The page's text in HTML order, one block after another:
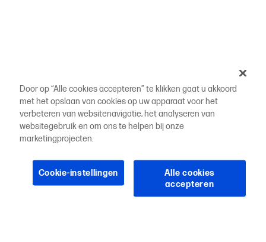
Door op “Alle cookies accepteren” te klikken gaat u akkoord
met het opslaan van cookies op uw apparaat voor het
verbeteren van websitenavigatie, het analyseren van
websitegebruik en om ons te helpen bij onze
marketingprojecten.
Cookie-instellingen
Alle cookies
accepteren